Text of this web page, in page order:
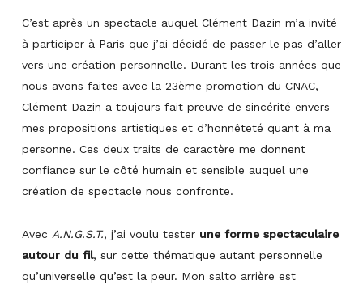
C’est après un spectacle auquel Clément Dazin m’a invité
à participer à Paris que j’ai décidé de passer le pas d’aller
vers une création personnelle. Durant les trois années que
nous avons faites avec la 23ème promotion du CNAC,
Clément Dazin a toujours fait preuve de sincérité envers
mes propositions artistiques et d’honnêteté quant à ma
personne. Ces deux traits de caractère me donnent
confiance sur le côté humain et sensible auquel une
création de spectacle nous confronte.
Avec A.N.G.S.T., j’ai voulu tester une forme spectaculaire
autour du fil, sur cette thématique autant personnelle
qu’universelle qu’est la peur. Mon salto arrière est